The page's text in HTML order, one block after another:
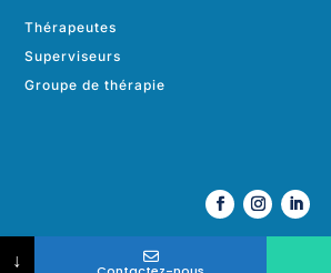
Thérapeutes
Superviseurs
Groupe de thérapie
↓